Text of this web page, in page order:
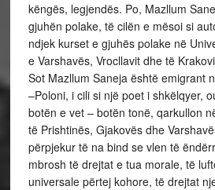
këngës, legjendës. Po, Mazllum
gjuhën polake, të cilën e mësoi si
ndjek kurset e gjuhës polake në
e Varshavës, Vrocllavit dhe të
Sot Mazllum Saneja është emigrant
–Poloni, i cili si një poet i shkëlqyer,
botën e vet – botën tonë, qarkullon
të Prishtinës, Gjakovës dhe
përpjekur të na bind se vlen të
mbrosh të drejtat e tua morale, të
universale përtej kohore, të drejtat